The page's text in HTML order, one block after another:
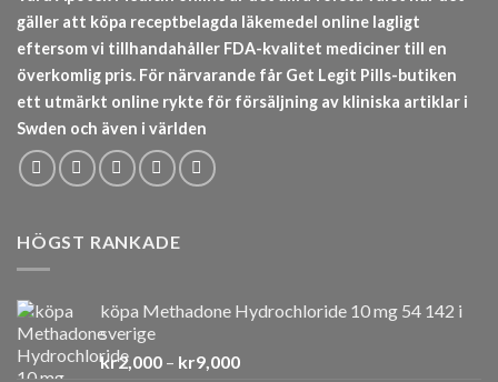
gäller att köpa receptbelagda läkemedel online lagligt
eftersom vi tillhandahåller FDA-kvalitet mediciner till en
överkomlig pris. För närvarande får Get Legit Pills-butiken
ett utmärkt online rykte för försäljning av kliniska artiklar i
Swden och även i världen
HÖGST RANKADE
köpa Methadone Hydrochloride 10 mg 54 142 i
sverige
kr2,000 – kr9,000Prisintervall: